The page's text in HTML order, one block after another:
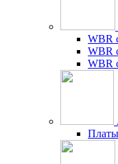
WBR
WBR
WBR